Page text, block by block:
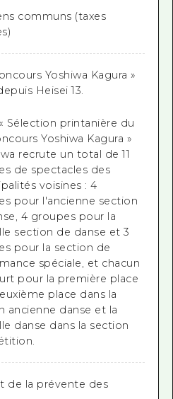
communs (taxes
Yoshiwa Kagura »
Heisei 13.
Sélection printanière du
Yoshiwa Kagura »
recrute un total de 11
de spectacles des
voisines : 4
pour l'ancienne section
4 groupes pour la
section de danse et 3
pour la section de
spéciale, et chacun
pour la première place
place dans la
ancienne danse et la
danse dans la section
de la prévente des